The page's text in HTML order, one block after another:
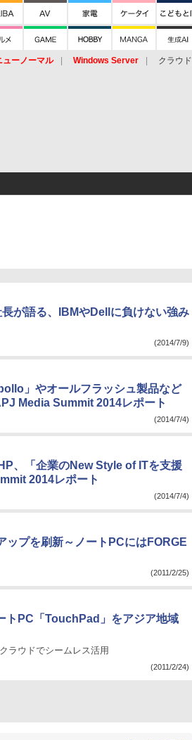
ューノーマル Windows Server クラウド
が語る、IBMやDellに負けない強み
(2014/7/9)
」やオールフラッシュ製品など
Media Summit 2014レポート
(2014/7/4)
、「企業のNew Style of ITを支援
2014レポート
(2014/7/4)
ップを刷新～ノートPCにはFORGE
(2011/2/25)
トPC「TouchPad」をアジア地域
ラウドでシームレス活用
(2011/2/24)